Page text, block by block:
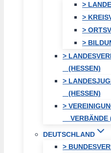
>
>
>
>
>
(HESSEN)
>
(HESSEN)
>
VERBÄNDE
DEUTSCHLAND
>